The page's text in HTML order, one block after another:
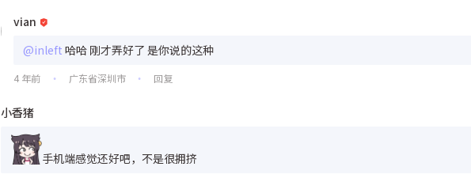
vian
@inleft 哈哈 刚才弄好了 是你说的这种
4 年前 • 广东省深圳市 • 回复
小香猪
手机端感觉还好吧，不是很拥挤